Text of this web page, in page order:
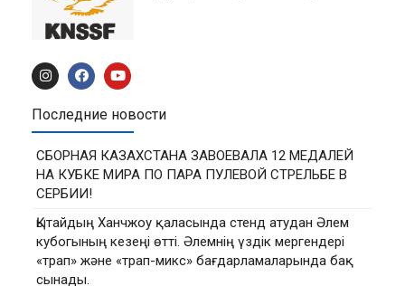
Последние новости
СБОРНАЯ КАЗАХСТАНА ЗАВОЕВАЛА 12 МЕДАЛЕЙ
НА КУБКЕ МИРА ПО ПАРА ПУЛЕВОЙ СТРЕЛЬБЕ В
СЕРБИИ!
Қытайдың Ханчжоу қаласында стенд атудан Әлем
кубогының кезеңі өтті. Әлемнің үздік мергендері
«трап» және «трап-микс» бағдарламаларында бақ
сынады.